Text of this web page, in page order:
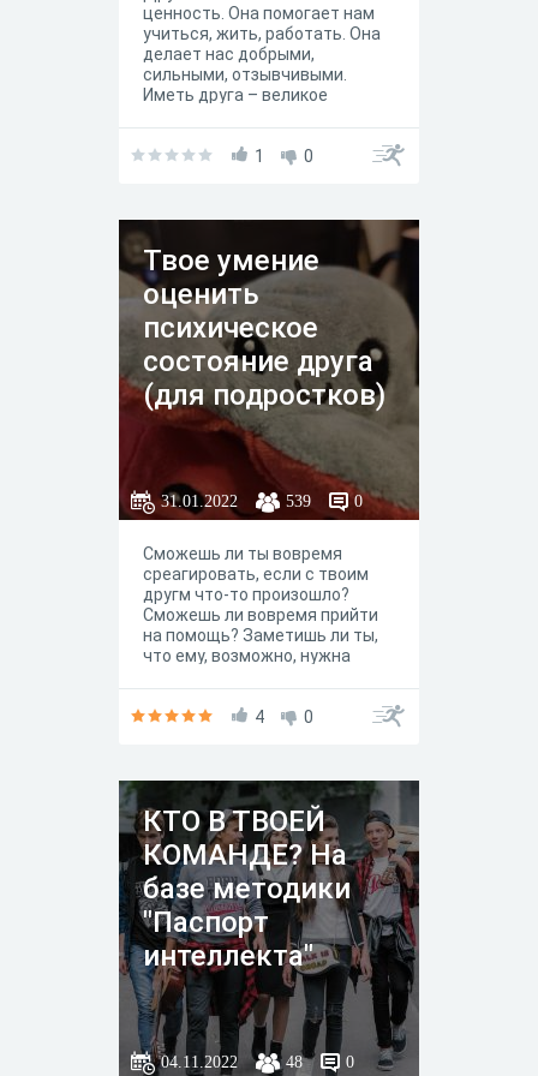
ценность. Она помогает нам
учиться, жить, работать. Она
делает нас добрыми,
сильными, отзывчивыми.
Иметь друга – великое
друг другу, разделить с ним
потерять. А ты умеешь
дружить?
1 0
Твое умение
оценить
психическое
состояние друга
(для подростков)
31.01.2022 539 0
Сможешь ли ты вовремя
среагировать, если с твоим
другм что-то произошло?
Сможешь ли вовремя прийти
на помощь? Заметишь ли ты,
что ему, возможно, нужна
4 0
КТО В ТВОЕЙ
КОМАНДЕ? На
базе методики
"Паспорт
интеллекта"
04.11.2022 48 0